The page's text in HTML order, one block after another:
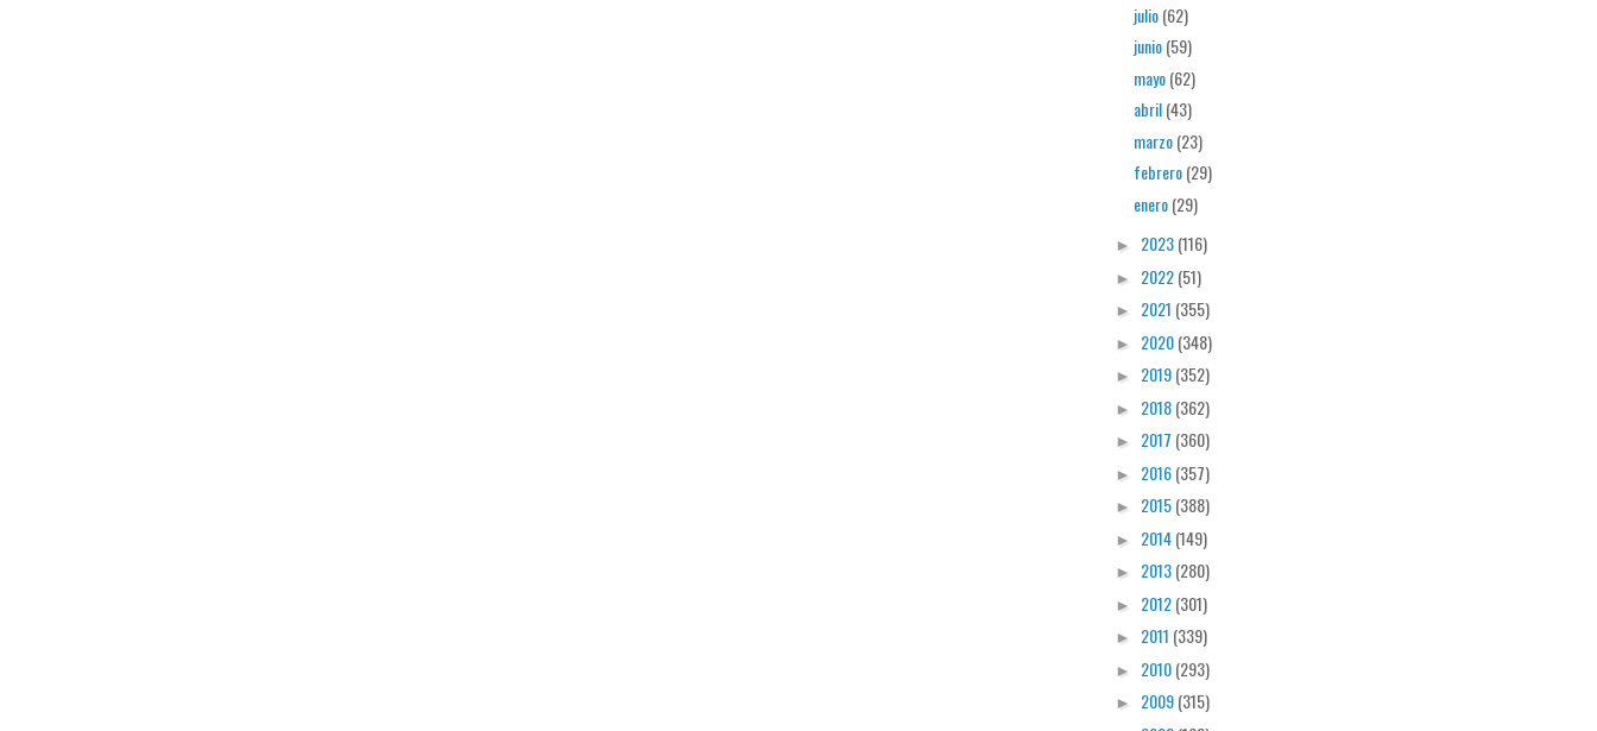
julio(62)
junio(59)
mayo(62)
abril(43)
marzo(23)
febrero(29)
enero(29)
► 2023(116)
► 2022(51)
► 2021 (355)
► 2020(348)
► 2019(352)
► 2018(362)
► 2017 (360)
► 2016(357)
► 2015(388)
► 2014(149)
► 2013(280)
► 2012(301)
► 2011 (339)
► 2010(293)
► 2009(315)